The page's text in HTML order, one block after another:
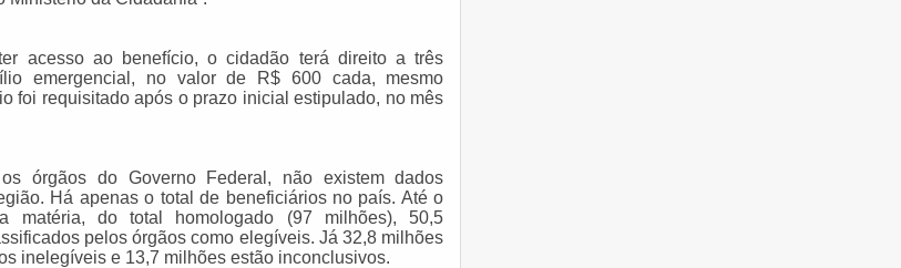
acesso ao benefício, o cidadão terá direito a três
emergencial, no valor de R$ 600 cada, mesmo
foi requisitado após o prazo inicial estipulado, no mês
órgãos do Governo Federal, não existem dados
Há apenas o total de beneficiários no país. Até o
matéria, do total homologado (97 milhões), 50,5
pelos órgãos como elegíveis. Já 32,8 milhões
inelegíveis e 13,7 milhões estão inconclusivos.